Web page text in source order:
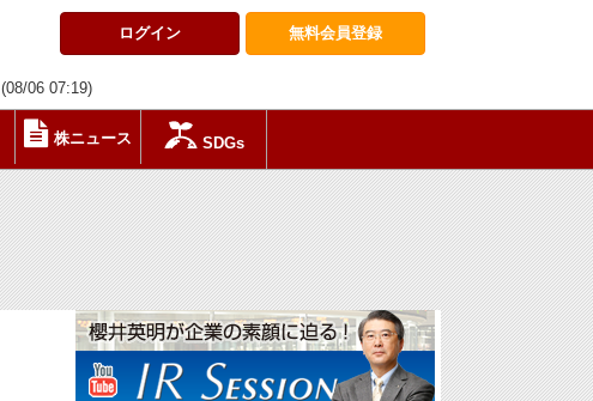
無料会員登録
ログイン
(08/06 07:19)
株ニュース SDGs